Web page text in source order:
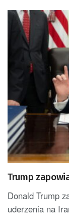
Trump
Donald Trump
uderzenia na